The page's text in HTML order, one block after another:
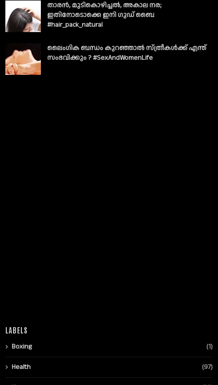
താരൻ, മുടികൊഴിച്ചൽ, അകാല നര;
ഇതിനോടൊക്കെ ഇനി ഗുഡ് ബൈ
#hair_pack_natural
ലൈംഗിക ബന്ധം കുറഞ്ഞാല്‍ സ്ത്രീകള്‍ക്ക് എന്ത്
സംഭവിക്കും ? #SexAndWomenLife
LABELS
Boxing (1)
Health (97)